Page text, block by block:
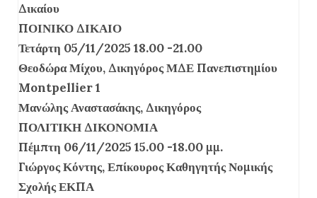
Δικαίου
ΠΟΙΝΙΚΟ ΔΙΚΑΙΟ
Τετάρτη 05/11/2025 18.00 -21.00
Θεοδώρα Μίχου, Δικηγόρος ΜΔΕ Πανεπιστημίου
Montpellier 1
Μανώλης Αναστασάκης, Δικηγόρος
ΠΟΛΙΤΙΚΗ ΔΙΚΟΝΟΜΙΑ
Πέμπτη 06/11/2025 15.00 -18.00 μμ.
Γιώργος Κόντης, Επίκουρος Καθηγητής Νομικής
Σχολής ΕΚΠΑ